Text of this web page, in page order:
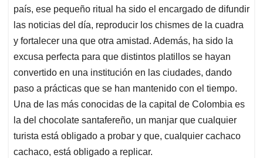
p
k
n
país, ese pequeño ritual ha sido el encargado de difundir
las noticias del día, reproducir los chismes de la cuadra
y fortalecer una que otra amistad. Además, ha sido la
excusa perfecta para que distintos platillos se hayan
convertido en una institución en las ciudades, dando
paso a prácticas que se han mantenido con el tiempo.
Una de las más conocidas de la capital de Colombia es
la del chocolate santafereño, un manjar que cualquier
turista está obligado a probar y que, cualquier cachaco
cachaco, está obligado a replicar.